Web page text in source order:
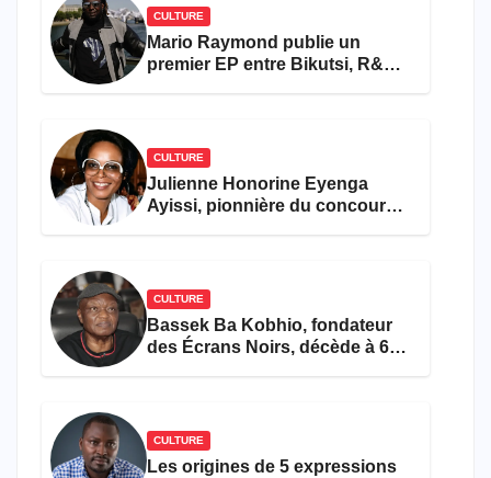
CULTURE
Mario Raymond publie un
premier EP entre Bikutsi, R&B
CULTURE
Julienne Honorine Eyenga
Ayissi, pionnière du concours
CULTURE
Bassek Ba Kobhio, fondateur
des Écrans Noirs, décède à 69
CULTURE
Les origines de 5 expressions